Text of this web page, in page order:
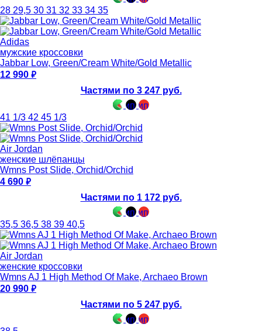
28 29,5 30 31 32 33 34 35
Adidas
мужские кроссовки
Jabbar Low, Green/Cream White/Gold Metallic
12 990
Частями по 3 247 руб.
41 1/3 42 45 1/3
Air Jordan
женские шлёпанцы
Wmns Post Slide, Orchid/Orchid
4 690
Частями по 1 172 руб.
35,5 36,5 38 39 40,5
Air Jordan
женские кроссовки
Wmns AJ 1 High Method Of Make, Archaeo Brown
20 990
Частями по 5 247 руб.